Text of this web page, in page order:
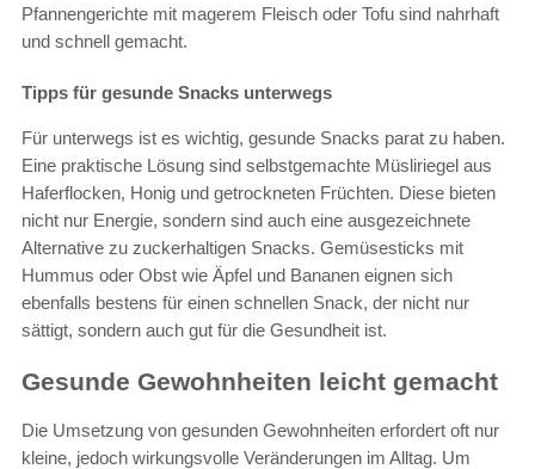
Pfannengerichte mit magerem Fleisch oder Tofu sind nahrhaft
und schnell gemacht.
Tipps für gesunde Snacks unterwegs
Für unterwegs ist es wichtig, gesunde Snacks parat zu haben.
Eine praktische Lösung sind selbstgemachte Müsliriegel aus
Haferflocken, Honig und getrockneten Früchten. Diese bieten
nicht nur Energie, sondern sind auch eine ausgezeichnete
Alternative zu zuckerhaltigen Snacks. Gemüsesticks mit
Hummus oder Obst wie Äpfel und Bananen eignen sich
ebenfalls bestens für einen schnellen Snack, der nicht nur
sättigt, sondern auch gut für die Gesundheit ist.
Gesunde Gewohnheiten leicht gemacht
Die Umsetzung von gesunden Gewohnheiten erfordert oft nur
kleine, jedoch wirkungsvolle Veränderungen im Alltag. Um